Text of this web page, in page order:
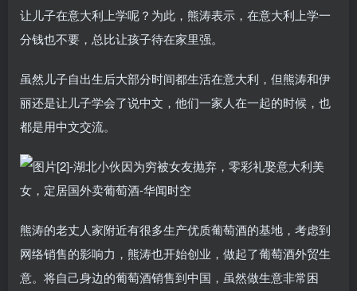
让儿子在意大利上学呢？为此，熊涛表示，在意大利上学一
分钱也不要，总比让孩子待在家里强。
虽然儿子自出生后大部分时间都生活在意大利，但熊涛和伊
丽还是让儿子学会了说中文，他们一家人在一起的时候，也
都是用中文交流。
熊涛的老丈人家附近有很多生产优质葡萄酒的基地，考虑到
网络销售的影响力，熊涛也开始创业，做起了葡萄酒外贸生
意。将自己身边的葡萄酒销售到中国，虽然做生意非常困